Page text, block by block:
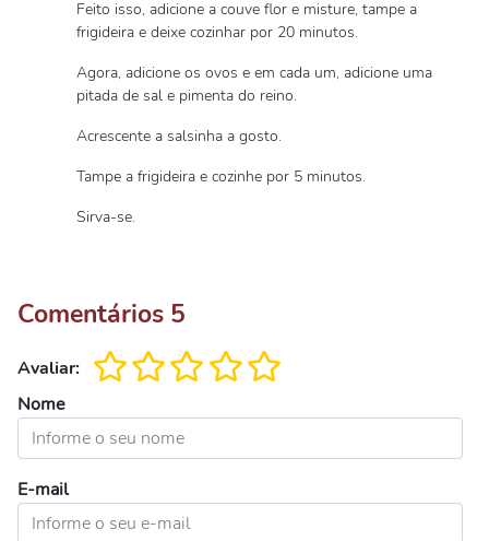
Feito isso, adicione a couve flor e misture, tampe a
frigideira e deixe cozinhar por 20 minutos.
Agora, adicione os ovos e em cada um, adicione uma
pitada de sal e pimenta do reino.
Acrescente a salsinha a gosto.
Tampe a frigideira e cozinhe por 5 minutos.
Sirva-se.
Comentários 5
Avaliar:
Nome
E-mail